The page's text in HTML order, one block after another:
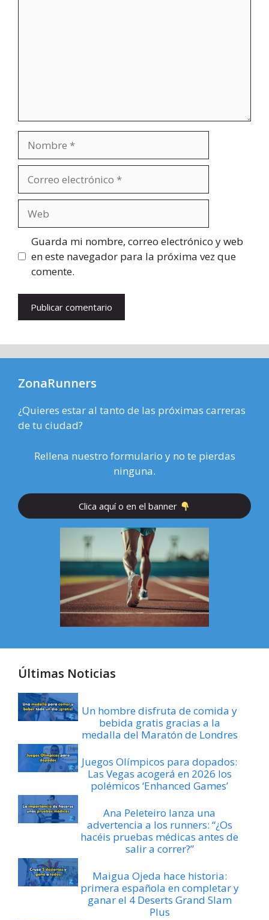
electrónico
Guarda mi nombre, correo electrónico y web
en este navegador para la próxima vez que
comente.
ZonaRunners
¿Quieres estar al tanto de las próximas carreras
de tu ciudad?
Rellena nuestro formulario y no te pierdas
ninguna.
Clica aquí o en el banner
Últimas Noticias
Un hombre disfruta de comida y
bebida gratis gracias a la
medalla del Maratón de Londres
Juegos Olímpicos para dopados:
Las Vegas acogerá en 2026 los
polémicos ‘Enhanced Games’
Ana Peleteiro lanza una
advertencia a los runners: “¿Os
hacéis pruebas médicas antes de
salir a correr?”
Maigua Ojeda hace historia:
primera española en completar y
ganar el 4 Deserts Grand Slam
Plus